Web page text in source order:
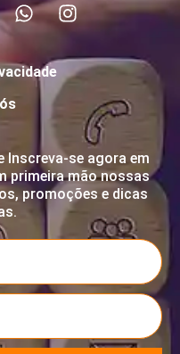
Inscreva-se agora em
primeira mão nossas
promoções e dicas